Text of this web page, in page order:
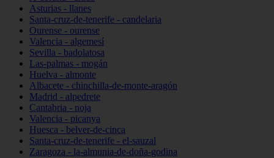
Asturias - llanes
Santa-cruz-de-tenerife - candelaria
Ourense - ourense
Valencia - algemesí
Sevilla - badolatosa
Las-palmas - mogán
Huelva - almonte
Albacete - chinchilla-de-monte-aragón
Madrid - alpedrete
Cantabria - noja
Valencia - picanya
Huesca - belver-de-cinca
Santa-cruz-de-tenerife - el-sauzal
Zaragoza - la-almunia-de-doña-godina